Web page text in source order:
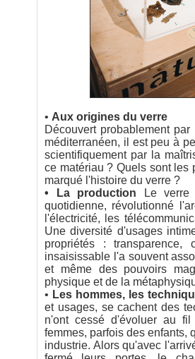
• Aux origines du verre
Découvert probablement
méditerranéen, il est peu à
scientifiquement par la
ce matériau ? Quels sont les
marqué l'histoire du verre ?
• La production Le verre
quotidienne, révolutionné
l'électricité, les
Une diversité d'usages
propriétés : transparence,
insaisissable l'a souvent
et même des pouvoirs
physique et de la
• Les hommes, les
et usages, se cachent des
n'ont cessé d'évoluer au
femmes, parfois des enfants,
industrie. Alors qu'avec